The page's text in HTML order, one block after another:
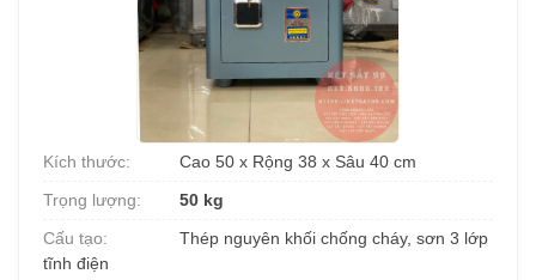
Kích thước:
Cao 50 x Rộng 38 x Sâu 40 cm
Trọng lượng:
50 kg
Cấu tạo:
Thép nguyên khối chống cháy, sơn 3 lớp
tĩnh điện